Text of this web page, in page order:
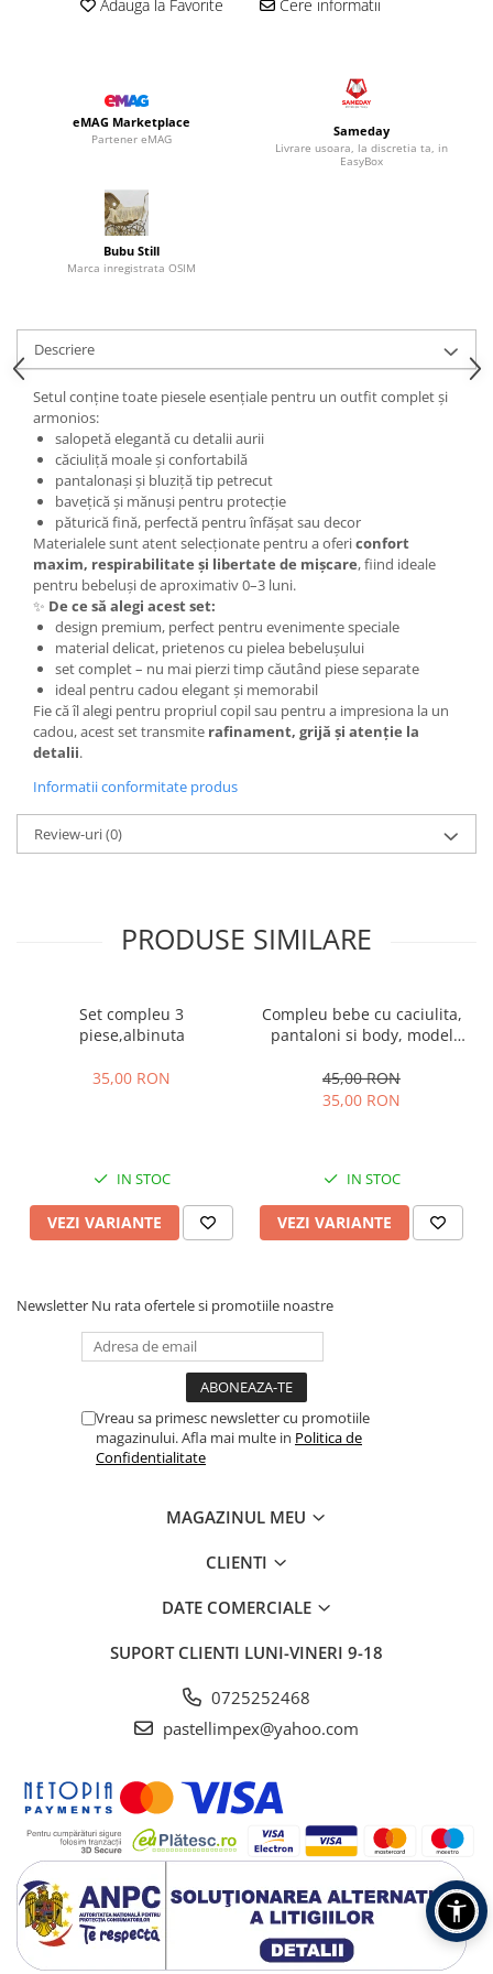
Adauga la Favorite Cere informatii
eMAG Marketplace
Partener eMAG Sameday
Livrare usoara, la discretia ta, in
EasyBox
Bubu Still
Marca inregistrata OSIM
Descriere
Setul conține toate piesele esențiale pentru un outfit complet și
armonios:
salopetă elegantă cu detalii aurii
căciuliță moale și confortabilă
pantalonași și bluziță tip petrecut
bavețică și mănuși pentru protecție
păturică fină, perfectă pentru înfășat sau decor
Materialele sunt atent selecționate pentru a ofericonfort
maxim, respirabilitate și libertate de mișcare, fiind ideale
pentru bebeluși de aproximativ 0–3 luni.
✨ De ce să alegi acest set:
design premium, perfect pentru evenimente speciale
material delicat, prietenos cu pielea bebelușului
set complet – nu mai pierzi timp căutând piese separate
ideal pentru cadou elegant și memorabil
Fie că îl alegi pentru propriul copil sau pentru a impresiona la un
cadou, acest set transmite rafinament, grijă și atenție la
detalii.
Informatii conformitate produs
Review-uri(0)
PRODUSE SIMILARE
Set compleu 3
piese,albinuta
35,00 RON
IN STOC
VEZI VARIANTE
Compleu bebe cu caciulita,
pantaloni si body, model
45,00 RON
35,00 RON
IN STOC
VEZI VARIANTE
Newsletter Nu rata ofertele si promotiile noastre
Vreau sa primesc newsletter cu promotiile
magazinului. Afla mai multe in Politica de
Confidentialitate
MAGAZINUL MEU
CLIENTI
DATE COMERCIALE
SUPORT CLIENTI LUNI-VINERI 9-18
0725252468
pastellimpex@yahoo.com